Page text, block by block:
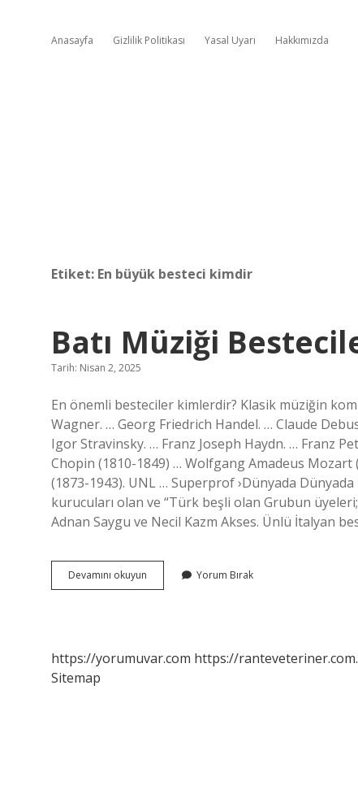
Anasayfa Gizlilik Politikası Yasal Uyarı Hakkımızda
Etiket: En büyük besteci kimdir
Batı Müziği
Tarih: Nisan 2, 2025
En önemli besteciler kimlerdir? Klasik müziğin
Wagner. … Georg Friedrich Handel. … Claude
Igor Stravinsky. … Franz Joseph Haydn. … Franz
Chopin (1810-1849) … Wolfgang Amadeus
(1873-1943). UNL … Superprof ›Dünyada
kurucuları olan ve “Türk beşli olan Grubun
Adnan Saygu ve Necil Kazm Akses. Ünlü İtalyan
Devamını okuyun
Müziği
Yorum Bırak
https://yorumuvar.com https://
Sitemap